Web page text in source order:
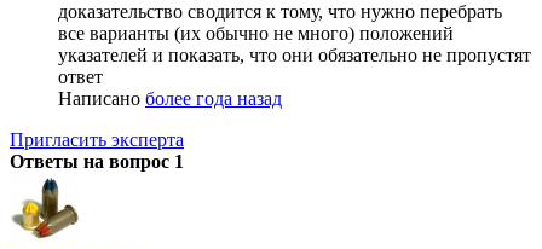
доказательство сводится к тому, что нужно перебрать
все варианты (их обычно не много) положений
указателей и показать, что они обязательно не пропустят
ответ
Написано более года назад
Пригласить эксперта
Ответы на вопрос 1